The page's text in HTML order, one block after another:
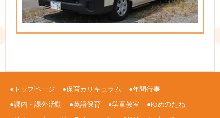
トップページ 保育カリキュラム
年間行事
課内・課外活動
英語保育 学童教室
ゆめのたね